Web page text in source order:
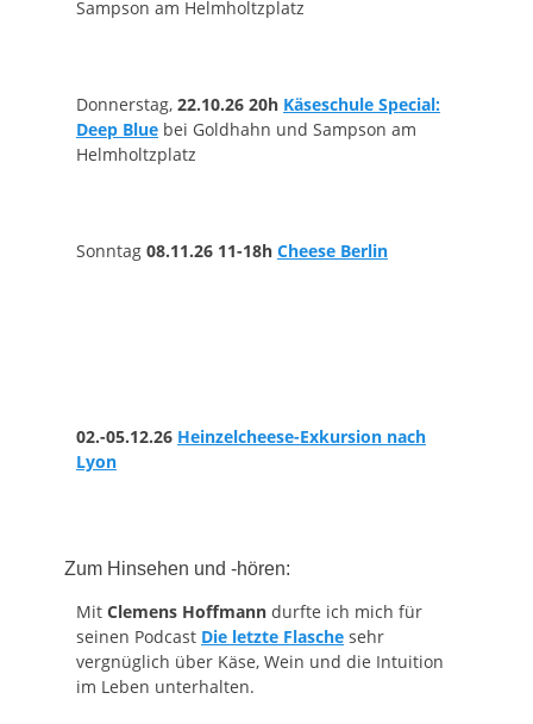
Sampson am Helmholtzplatz
Donnerstag, 22.10.26 20h Käseschule Special:
Deep Blue bei Goldhahn und Sampson am
Helmholtzplatz
Sonntag 08.11.26 11-18h Cheese Berlin
02.-05.12.26 Heinzelcheese-Exkursion nach
Lyon
Zum Hinsehen und -hören:
Mit Clemens Hoffmann durfte ich mich für
seinen Podcast Die letzte Flasche sehr
vergnüglich über Käse, Wein und die Intuition
im Leben unterhalten.